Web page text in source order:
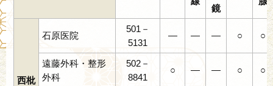
鏡
西枇
石原医院
501－
5131
― ― ― ○ ○
遠藤外科・整形
外科
502－
8841
○ ― ― ○ ○